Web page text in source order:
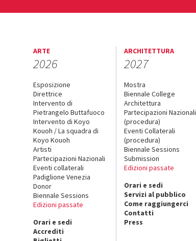
ARTE
2026
Esposizione
Direttrice
Intervento di
Pietrangelo Buttafuoco
Intervento di Koyo
Kouoh / La squadra di
Koyo Kouoh
Artisti
Partecipazioni Nazionali
Eventi collaterali
Padiglione Venezia
Donor
Biennale Sessions
Edizioni passate
Orari e sedi
Accrediti
ARCHITETTURA
2027
Mostra
Biennale College
Architettura
Partecipazioni Nazionali
(procedura)
Eventi Collaterali
(procedura)
Biennale Sessions
Submission
Edizioni passate
Orari e sedi
Servizi al pubblico
Come raggiungerci
Contatti
Press